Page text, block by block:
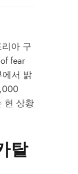
아 구
fear
에서 밝
현 상황
탈